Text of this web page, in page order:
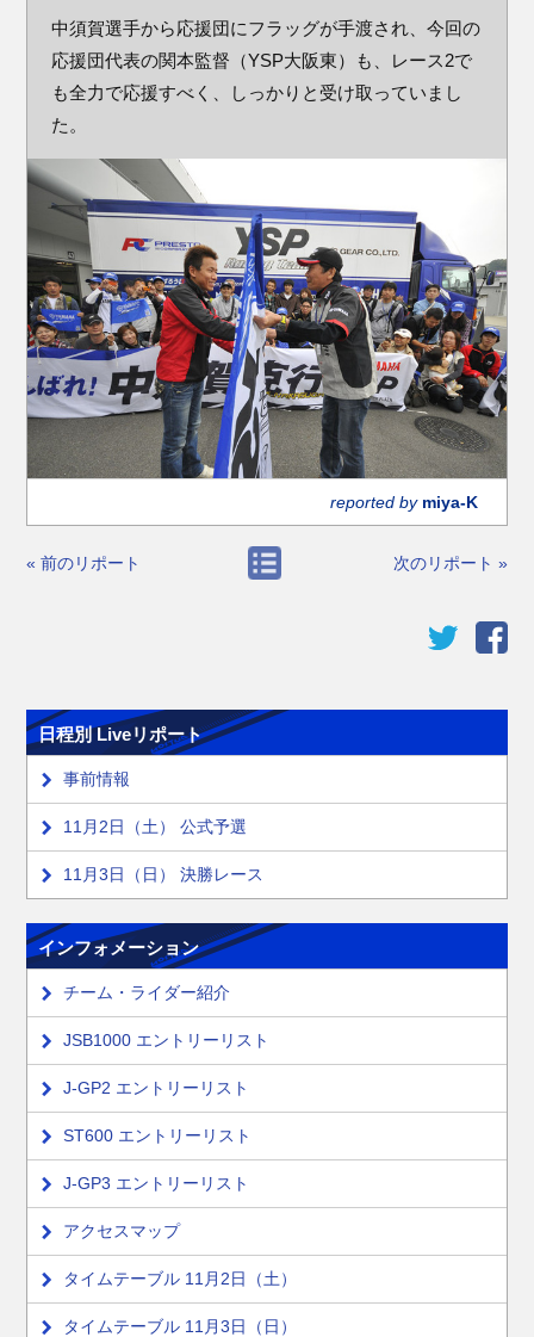
中須賀選手から応援団にフラッグが手渡され、今回の
応援団代表の関本監督（YSP大阪東）も、レース2で
も全力で応援すべく、しっかりと受け取っていまし
た。
reported by miya-K
« 前のリポート 次のリポート »
日程別 Liveリポート
事前情報
11月2日（土） 公式予選
11月3日（日） 決勝レース
インフォメーション
チーム・ライダー紹介
JSB1000 エントリーリスト
J-GP2 エントリーリスト
ST600 エントリーリスト
J-GP3 エントリーリスト
アクセスマップ
タイムテーブル 11月2日（土）
タイムテーブル 11月3日（日）